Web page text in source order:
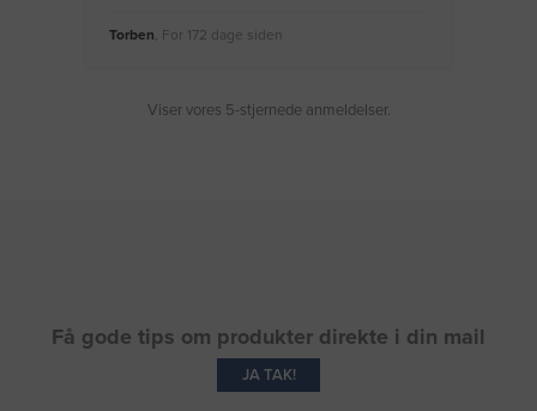
Torben , For 172 dage siden
Viser vores 5-stjernede anmeldelser.
Få gode tips om produkter direkte i din mail
JA TAK!